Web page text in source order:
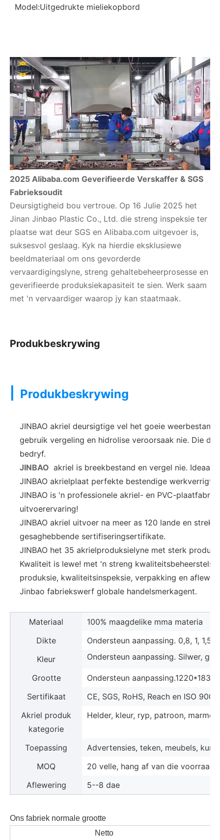
Model:Uitgedrukte mieliekopbord
2025 Alibaba.com Geverifieerde Verskaffer & SGS
Fabrieksoudit
Deursigtigheid bou vertroue. Op 16 Julie 2025 het
Jinan Jinbao Plastic Co., Ltd. die streng inspeksie ter
plaatse wat deur SGS en Alibaba.com uitgevoer is,
suksesvol geslaag. Kyk na hierdie eksklusiewe
beeldmateriaal om ons gevorderde
vervaardigingslyne, streng gehaltebeheerprosesse en
geverifieerde produksiekapasiteit te sien. Werk saam
met 'n vervaardiger waarop jy kan staatmaak.
Produkbeskrywing
Produkbeskrywing
JINBAO akriel deursigtige vel het goeie
gebruik vergeling en hidrolise veroorsaak nie. Die
bedryf.
JINBAO akriel is breekbestand en vergel nie. Ideaal
JINBAO akrielplaat perfekte bestendige
JINBAO is 'n professionele akriel- en PVC-
uitvoerervaring!
JINBAO akriel uitvoer na meer as 120 lande en
gesaghebbende sertifiseringsertifikate.
JINBAO het 35 akrielproduksielyne met sterk
Kwaliteit is lewe! met 'n streng
produksie, kwaliteitsinspeksie, verpakking en
Jinbao fabriekswerf globale handelsmerkagent.
Materiaal
100% maagdelike mma materia
Dikte
Ondersteun aanpassing. 0,8, 1,
Kleur
Ondersteun aanpassing. Silwer,
Grootte
Ondersteun
Sertifikaat
CE, SGS, RoHS, Reach en ISO 9001
Akriel produk
kategorie
Helder, kleur, ryp, patroon,
Toepassing
Advertensies, teken, meubels,
MOQ
20 velle, hang af van die voorraad
Aflewering
5--8 dae
Ons fabriek normale grootte
Netto